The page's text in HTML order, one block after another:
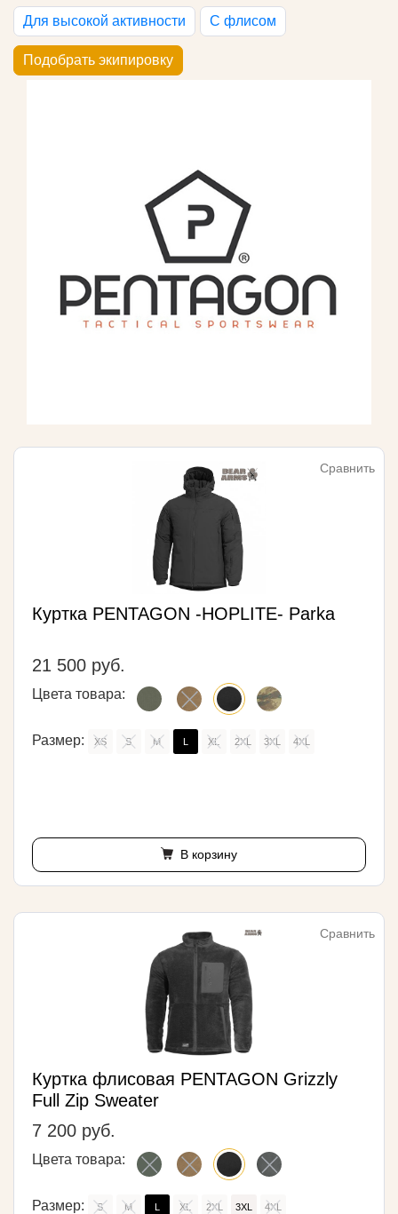
Для высокой активности С флисом
Подобрать экипировку
Сравнить
Куртка PENTAGON -HOPLITE- Parka
21 500 руб.
Цвета товара:
Размер: XS S M L XL 2XL 3XL 4XL
В корзину
Сравнить
Куртка флисовая PENTAGON Grizzly
Full Zip Sweater
7 200 руб.
Цвета товара:
Размер: S M L XL 2XL 3XL 4XL